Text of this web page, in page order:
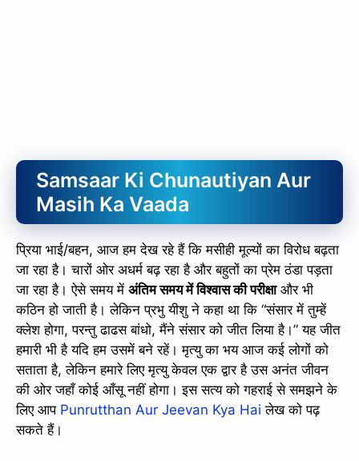
Samsaar Ki Chunautiyan Aur
Masih Ka Vaada
प्रिया भाई/बहन, आज हम देख रहे हैं कि मसीही मूल्यों का विरोध बढ़ता
जा रहा है। चारों ओर अधर्म बढ़ रहा है और बहुतों का प्रेम ठंडा पड़ता
जा रहा है। ऐसे समय में अंतिम समय में विश्वास की परीक्षाऔर भी
कठिन हो जाती है। लेकिन प्रभु यीशु ने कहा था कि “संसार में तुम्हें
क्लेश होगा, परन्तु ढाढस बांधो, मैंने संसार को जीत लिया है।” यह जीत
हमारी भी है यदि हम उसमें बने रहें। मृत्यु का भय आज कई लोगों को
सताता है, लेकिन हमारे लिए मृत्यु केवल एक द्वार है उस अनंत जीवन
की ओर जहाँ कोई आँसू नहीं होगा। इस सत्य को गहराई से समझने के
लिए आप Punrutthan Aur Jeevan Kya Hai लेख को पढ़
सकते हैं।